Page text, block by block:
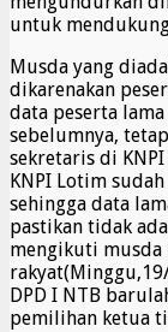
untuk
Musda yang
dikarenakan
data peserta
sebelumnya,
sekretaris di
KNPI Lotim
sehingga data
pastikan tidak
mengikuti musda
DPD I NTB
pemilihan ketua